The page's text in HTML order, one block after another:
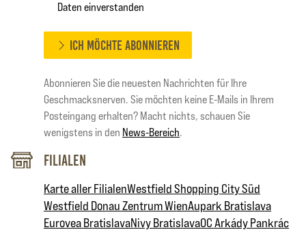
Filialen
Karte aller FilialenWestfield Shopping City Süd
Westfield Donau Zentrum WienAupark Bratislava
Eurovea BratislavaNivy BratislavaOC Arkády Pankrác
Daten einverstanden
ICH MÖCHTE ABONNIEREN
Abonnieren Sie die neuesten Nachrichten für Ihre
Geschmacksnerven. Sie möchten keine E-Mails in Ihrem
Posteingang erhalten? Macht nichts, schauen Sie
wenigstens in den News-Bereich.